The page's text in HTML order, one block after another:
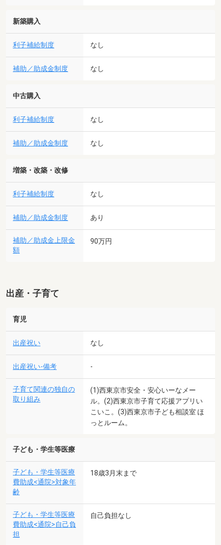
新築購入
利子補給制度 なし
補助／助成金制度 なし
中古購入
利子補給制度 なし
補助／助成金制度 なし
増築・改築・改修
利子補給制度 なし
補助／助成金制度 あり
補助／助成金上限金
額
90万円
出産・子育て
育児
出産祝い なし
出産祝い-備考 -
子育て関連の独自の
取り組み
(1)西東京市安全・安心いーなメー
ル。(2)西東京市子育て応援アプリい
こいこ。(3)西東京市子ども相談室 ほ
っとルーム。
子ども・学生等医療
子ども・学生等医療
費助成<通院>対象年
齢
18歳3月末まで
子ども・学生等医療
費助成<通院>自己負
担
自己負担なし